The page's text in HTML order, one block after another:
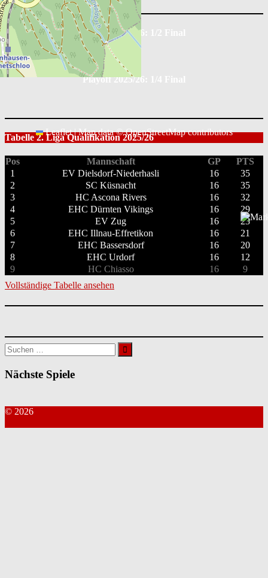
Leaflet |Map data ©OpenStreetMapcontributors
Playoff 2025/26: 1/2 Final
Playoff 2025/26: 1/4 Final
Tabelle 2. Liga Qualifikation 2025/26
Pos Mannschaft GP
PTS
1
EV Dielsdorf-Niederhasli 16
35
2
SC Küsnacht 16
35
3
HC Ascona Rivers 16
32
4
EHC Dürnten Vikings 16
29
5
EV Zug 16
23
6
EHC Illnau-Effretikon 16
21
7
EHC Bassersdorf 16
20
8
EHC Urdorf 16
12
9
HC Chiasso 16
9
Vollständige Tabelle ansehen
Suchen
nach:
Nächste Spiele
© 2026